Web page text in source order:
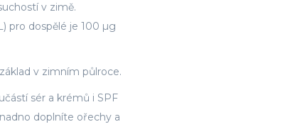
v zimě.
pro dospělé je 100 µg
v zimním půlroce.
sér a krémů i SPF
doplníte ořechy a